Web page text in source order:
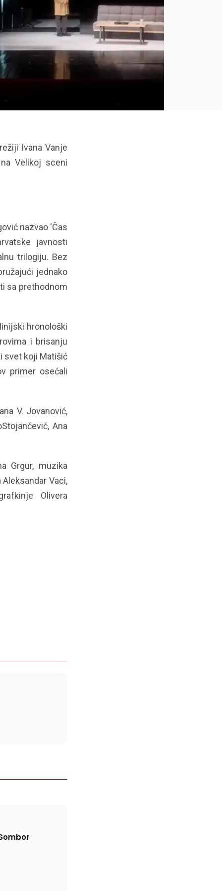
Ivana Vanje
Velikoj sceni
nazvao ‘Čas
javnosti
trilogiju. Bez
jednako
sa prethodnom
hronološki
i brisanju
svet koji Matišić
primer osećali
V. Jovanović,
Ana
Grgur, muzika
Vaci,
Olivera